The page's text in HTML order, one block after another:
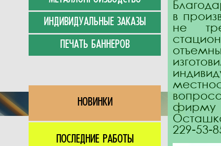
ИНДИВИДУАЛЬНЫЕ ЗАКАЗЫ
ПЕЧАТЬ БАННЕРОВ
НОВИНКИ
ПОСЛЕДНИЕ РАБОТЫ
в
не
фирму
229-53-